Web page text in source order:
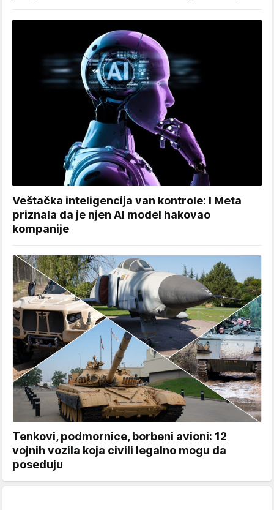
Veštačka inteligencija van kontrole: I Meta
priznala da je njen AI model hakovao
kompanije
Tenkovi, podmornice, borbeni avioni: 12
vojnih vozila koja civili legalno mogu da
poseduju